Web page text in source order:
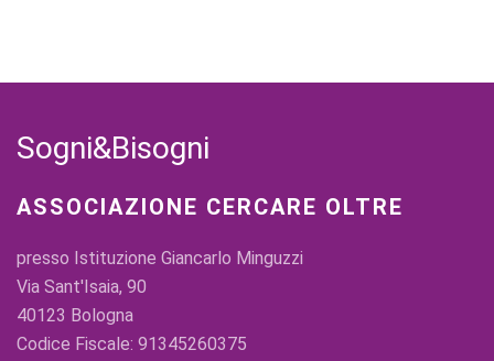
Sogni&Bisogni
ASSOCIAZIONE CERCARE OLTRE
presso Istituzione Giancarlo Minguzzi
Via Sant'Isaia, 90
40123 Bologna
Codice Fiscale: 91345260375